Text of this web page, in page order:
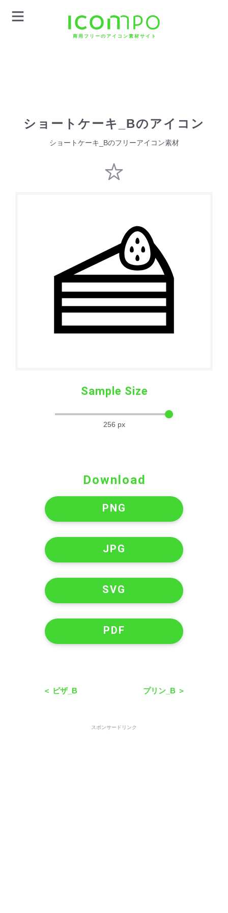
商用フリーのアイコン素材サイト
ショートケーキ_Bのアイコン
ショートケーキ_Bのフリーアイコン素材
Sample Size
256 px
Download
PNG
JPG
SVG
PDF
＜ ピザ_B プリン_B ＞
スポンサードリンク